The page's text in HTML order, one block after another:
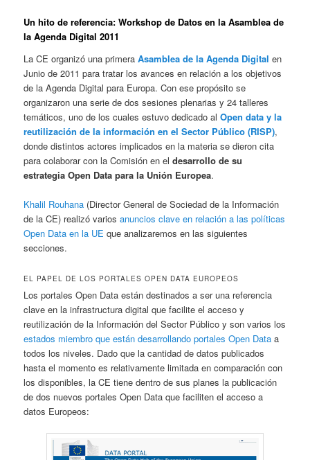
Un hito de referencia: Workshop de Datos en la Asamblea de
la Agenda Digital 2011
La CE organizó una primeraAsamblea de la Agenda Digital en
Junio de 2011 para tratar los avances en relación a los objetivos
de la Agenda Digital para Europa. Con ese propósito se
organizaron una serie de dos sesiones plenarias y 24 talleres
temáticos, uno de los cuales estuvo dedicado alOpen data y la
reutilización de la información en el Sector Público (RISP),
donde distintos actores implicados en la materia se dieron cita
para colaborar con la Comisión en eldesarrollo de su
estrategia Open Data para la Unión Europea.
Khalil Rouhana (Director General de Sociedad de la Información
de la CE) realizó variosanuncios clave en relación a las políticas
Open Data en la UE que analizaremos en las siguientes
secciones.
EL PAPEL DE LOS PORTALES OPEN DATA EUROPEOS
Los portales Open Data están destinados a ser una referencia
clave en la infrastructura digital que facilite el acceso y
reutilización de la Información del Sector Público y son varios los
estados miembro que están desarrollando portales Open Data a
todos los niveles. Dado que la cantidad de datos publicados
hasta el momento es relativamente limitada en comparación con
los disponibles, la CE tiene dentro de sus planes la publicación
de dos nuevos portales Open Data que faciliten el acceso a
datos Europeos: